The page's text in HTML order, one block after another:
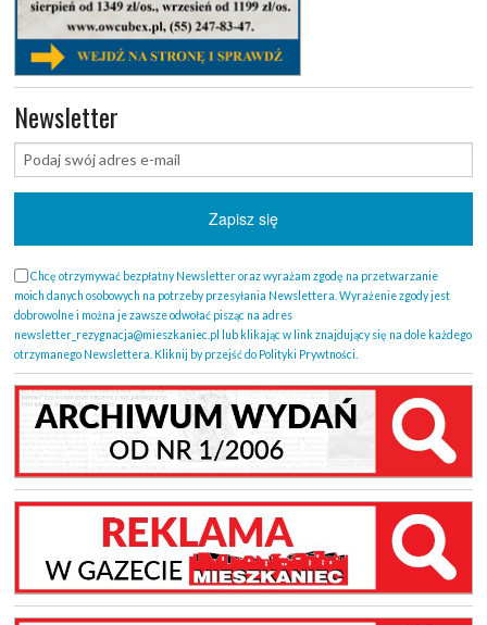
Newsletter
Chcę otrzymywać bezpłatny Newsletter oraz wyrażam zgodę na przetwarzanie
moich danych osobowych na potrzeby przesyłania Newslettera. Wyrażenie zgody jest
dobrowolne i można je zawsze odwołać pisząc na adres
newsletter_rezygnacja@mieszkaniec.pl lub klikając w link znajdujący się na dole każdego
otrzymanego Newslettera. Kliknij by przejść do Polityki Prywtności.